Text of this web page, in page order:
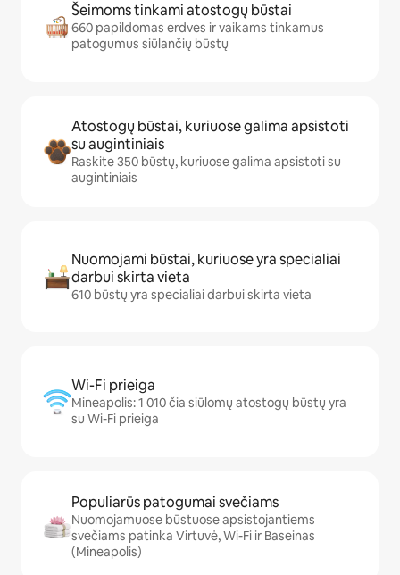
Šeimoms tinkami atostogų būstai
660 papildomas erdves ir vaikams tinkamus
patogumus siūlančių būstų
Atostogų būstai, kuriuose galima apsistoti
su augintiniais
Raskite 350 būstų, kuriuose galima apsistoti su
augintiniais
Nuomojami būstai, kuriuose yra specialiai
darbui skirta vieta
610 būstų yra specialiai darbui skirta vieta
Wi-Fi prieiga
Mineapolis: 1 010 čia siūlomų atostogų būstų yra
su Wi-Fi prieiga
Populiarūs patogumai svečiams
Nuomojamuose būstuose apsistojantiems
svečiams patinka Virtuvė, Wi-Fi ir Baseinas
(Mineapolis)